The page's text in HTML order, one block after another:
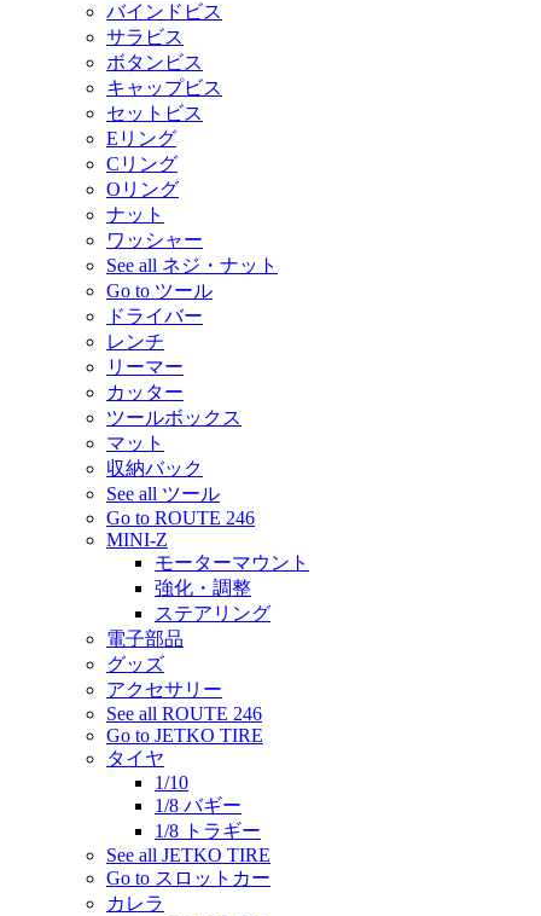
バインドビス
サラビス
ボタンビス
キャップビス
セットビス
Eリング
Cリング
Oリング
ナット
ワッシャー
See all ネジ・ナット
Go to ツール
ドライバー
レンチ
リーマー
カッター
ツールボックス
マット
収納バック
See all ツール
Go to ROUTE 246
MINI-Z
モーターマウント
強化・調整
ステアリング
電子部品
グッズ
アクセサリー
See all ROUTE 246
Go to JETKO TIRE
タイヤ
1/10
1/8 バギー
1/8 トラギー
See all JETKO TIRE
Go to スロットカー
カレラ